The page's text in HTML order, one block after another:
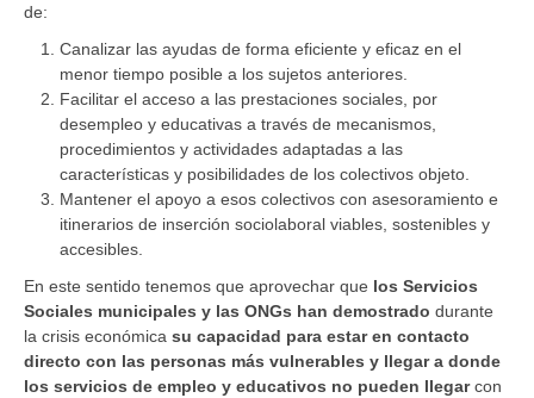
de:
Canalizar las ayudas de forma eficiente y eficaz en el
menor tiempo posible a los sujetos anteriores.
Facilitar el acceso a las prestaciones sociales, por
desempleo y educativas a través de mecanismos,
procedimientos y actividades adaptadas a las
características y posibilidades de los colectivos objeto.
Mantener el apoyo a esos colectivos con asesoramiento e
itinerarios de inserción sociolaboral viables, sostenibles y
accesibles.
En este sentido tenemos que aprovechar que los Servicios
Sociales municipales y las ONGs han demostrado durante
la crisis económica su capacidad para estar en contacto
directo con las personas más vulnerables y llegar a donde
los servicios de empleo y educativos no pueden llegarcon